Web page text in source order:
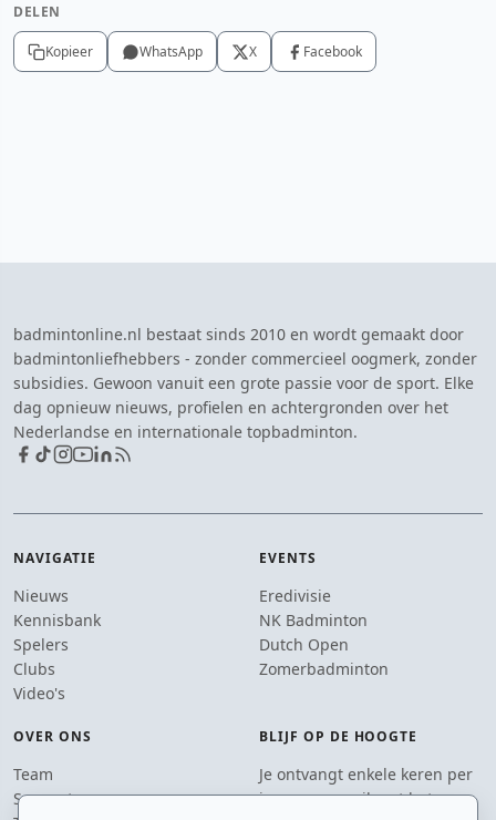
DELEN
Kopieer WhatsApp X Facebook
badmintonline.nl bestaat sinds 2010 en wordt gemaakt door
badmintonliefhebbers - zonder commercieel oogmerk, zonder
subsidies. Gewoon vanuit een grote passie voor de sport. Elke
dag opnieuw nieuws, profielen en achtergronden over het
Nederlandse en internationale topbadminton.
NAVIGATIE
Nieuws
Kennisbank
Spelers
Clubs
Video's
EVENTS
Eredivisie
NK Badminton
Dutch Open
Zomerbadminton
OVER ONS
Team
Supporters
BLIJF OP DE HOOGTE
Je ontvangt enkele keren per
jaar een e-mail met het